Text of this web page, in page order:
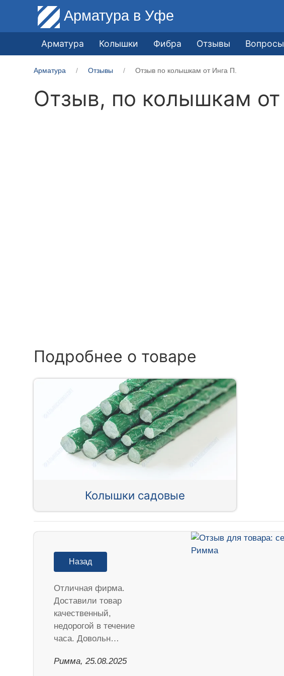
Арматура в Уфе
Арматура Колышки Фибра Отзывы Вопросы
Арматура Отзывы Отзыв по колышкам от Инга П.
Отзыв, по колышкам от
Подробнее о товаре
Колышки садовые
Назад
Отличная фирма.
Доставили товар
качественный,
недорогой в течение
часа. Довольн…
Римма, 25.08.2025